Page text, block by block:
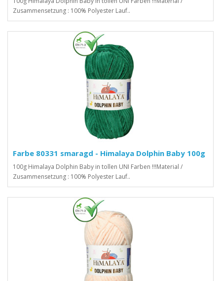
Zusammensetzung : 100% Polyester Lauf..
Farbe 80331 smaragd - Himalaya Dolphin Baby 100g
100g Himalaya Dolphin Baby in tollen UNI Farben !!!Material /
Zusammensetzung : 100% Polyester Lauf..